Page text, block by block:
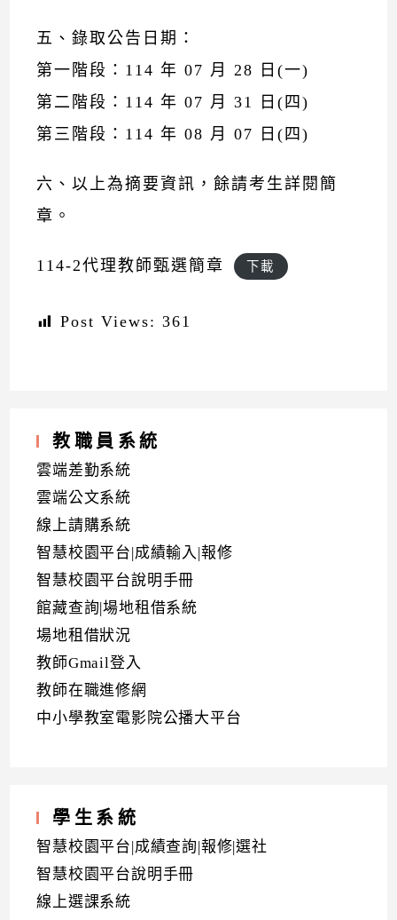
五、錄取公告日期：
第一階段：114 年 07 月 28 日(一)
第二階段：114 年 07 月 31 日(四)
第三階段：114 年 08 月 07 日(四)
六、以上為摘要資訊，餘請考生詳閱簡
章。
114-2代理教師甄選簡章 下載
Post Views: 361
教職員系統
雲端差勤系統
雲端公文系統
線上請購系統
智慧校園平台|成績輸入|報修
智慧校園平台說明手冊
館藏查詢|場地租借系統
場地租借狀況
教師Gmail登入
教師在職進修網
中小學教室電影院公播大平台
學生系統
智慧校園平台|成績查詢|報修|選社
智慧校園平台說明手冊
線上選課系統